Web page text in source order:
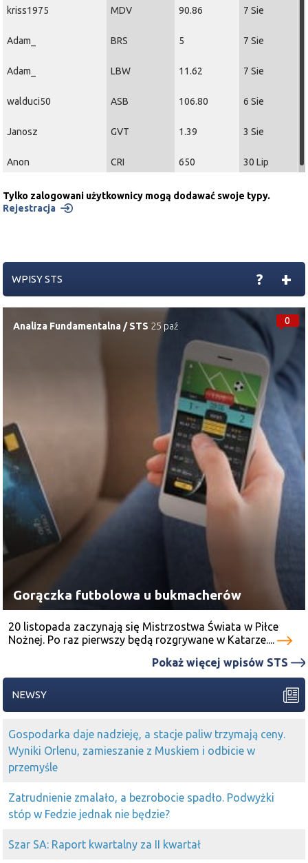
kriss1975 MDV 90.86 7 Sie
Adam_ BRS 5 7 Sie
Adam_ LBW 11.62 7 Sie
walduci50 ASB 106.80 6 Sie
Janosz GVT 1.39 3 Sie
Anon CRI 650 30 Lip
Tylko zalogowani użytkownicy mogą dodawać swoje typy.
Rejestracja
WPISY STS +
?
0
Analiza Fundamentalna /STS 25 paź
Gorączka futbolowa u bukmacherów
20 listopada zaczynają się Mistrzostwa Świata w Piłce
Nożnej. Po raz pierwszy będą rozgrywane w Katarze....
Pokaż więcej wpisów STS
NEWSY
Gospodarka daje nadzieję, a stacje paliw trzymają ceny.
Wyniki Orlenu, zamieszanie z Muskiem i odbicie w
przemyśle
Zatrudnienie zmalało, a bezrobocie spadło. Podwyżki
stóp w Fedzie jednak nie będzie?
Szar SA: Raport kwartalny za II kwartał